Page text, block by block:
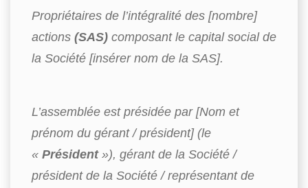
Propriétaires de l’intégralité des [nombre]
actions (SAS) composant le capital social de
la Société [insérer nom de la SAS].
L’assemblée est présidée par [Nom et
prénom du gérant / président] (le
« Président»), gérant de la Société /
président de la Société / représentant de